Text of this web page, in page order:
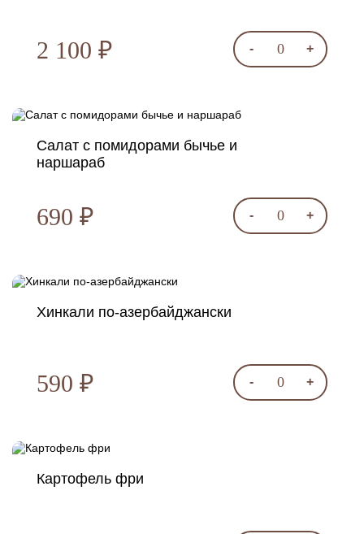
2 100 ₽ - 0 +
Салат с помидорами бычье и
наршараб
690 ₽ - 0 +
Хинкали по-азербайджански
590 ₽ - 0 +
Картофель фри